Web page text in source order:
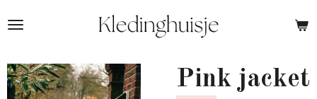
direct
de
hoofdinhoud
Pink jacket